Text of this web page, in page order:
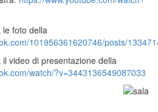
foto della
101956361620746/posts/
video di presentazione della
watch/?v=3443136549087033